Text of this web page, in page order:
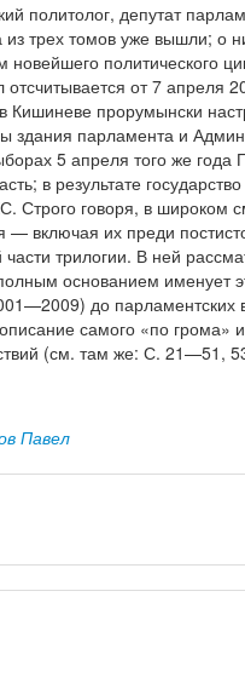
политолог, депутат
из трех томов уже вышли; о
политического
отсчитывается от 7 апреля
Кишиневе прорумынски
здания парламента и
5 апреля того же
в результате
говоря, в широком
включая их преди
трилогии. В ней
основанием именует
до
самого «по
(см. там же: С. 21—51,
Павел